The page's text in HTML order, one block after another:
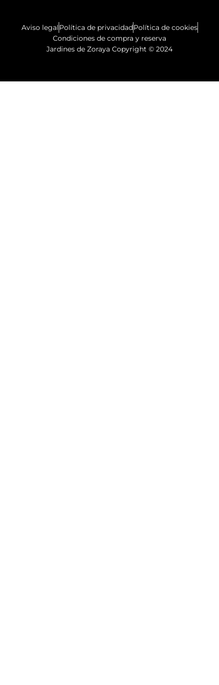
Aviso legalPolítica de privacidadPolítica de cookies
Condiciones de compra y reserva
Jardines de Zoraya Copyright © 2024